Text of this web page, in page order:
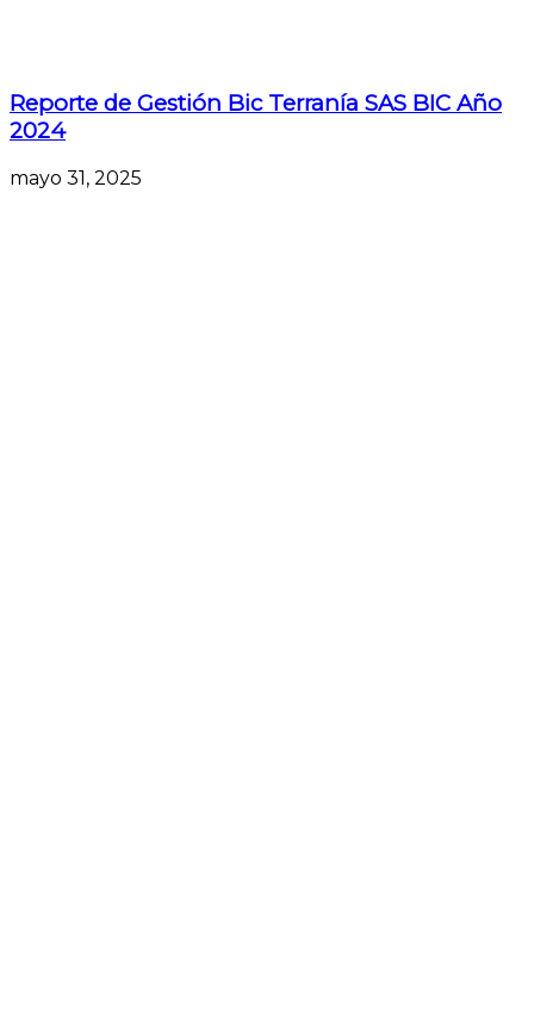
Reporte de Gestión Bic Terranía SAS BIC Año
2024
mayo 31, 2025